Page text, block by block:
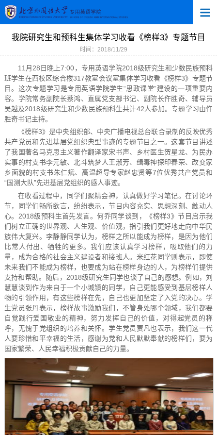
我院研究生和预科生集体学习收看《榜样3》专题节目
时间：2018/11/29
11月28日晚上7:00，专用英语学院2018级研究生和少数民族预科
班学生在西校区综合楼317教室会议室集体学习收看《榜样3》专题节
目。这次专题学习是专用英语学院学生“思政课堂”建设的一项重要内
容。学院常务副院长蔡鸿、直属党支部书记、副院长仵胜奇、辅导员
吴越及2018级研究生和少数民族预科生共计42人参加。专题学习由仵
胜奇书记主持。
《榜样3》是中央组织部、中央广播电视总台联合录制的反映优秀
共产党员和先进基层党组织典型事迹的专题节目之一。这套节目讲述
了我国著名马克思主义著作翻译家宋书声、乡村医生贺星龙、为民办
实事的村支书李元敏、北斗筑梦人王淑芳、缉毒神探印春荣、改变家
乡面貌的村支书朱仁斌、高温超导专家赵忠贤等7位优秀共产党员和
“国测大队”先进基层党组织的感人事迹。
在收看过程中，同学们聚精会神，认真做好学习笔记。在讨论环
节，同学们畅所欲言，纷纷表示，节目内容充实、思想深刻、触动人
心。2018级预科生首先发言。何乔同学谈到，《榜样3》节目启示我
们树立正确的世界观、人生观、价值观，指引我们更好地走向中华民
族伟大复兴。李静静同学认为，榜样之所以能成为榜样，是因为他们
比常人付出、牺牲的更多。我们应该认真学习榜样，吸取他们的力
量，成为合格的社会主义建设者和接班人。米红花同学则表示，即使
未来我们不能成为榜样，也要成为站在榜样身边的人，为榜样们提供
支持和帮助。随后，2018级研究生同学也谈了自己的感想。例如，刘
慧慧谈到作为来自于一个小城镇的同学，自己更能感受到基层榜样人
物的引领作用，有这些榜样在先，自己也更加坚定了入党的决心。学
生党员张丹表示，榜样故事激励我们，不管身处哪个领域，我们都要
自觉践行爱国敬业的精神，努力发挥自己的价值，对得起党员的称
呼，无愧于党组织的培养和关怀。学生党员贾凡也表示，我们这一代
人要珍惜和平幸福的生活，感谢为党和人民默默奉献的榜样们，要为
国家繁荣、人民幸福积极贡献自己的力量。